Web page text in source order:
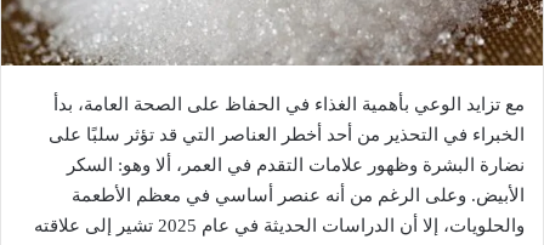
مع تزايد الوعي بأهمية الغذاء في الحفاظ على الصحة العامة، بدأ
الخبراء في التحذير من أحد أخطر العناصر التي قد تؤثر سلبًا على
نضارة البشرة وظهور علامات التقدم في العمر، ألا وهو: السكر
الأبيض. وعلى الرغم من أنه عنصر أساسي في معظم الأطعمة
والحلويات، إلا أن الدراسات الحديثة في عام 2025 تشير إلى علاقته